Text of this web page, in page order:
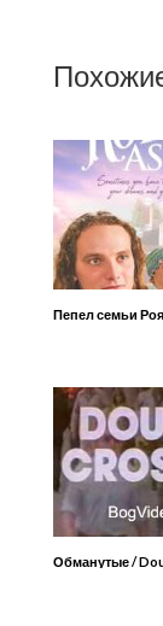
Пепел семьи
Обманутые /